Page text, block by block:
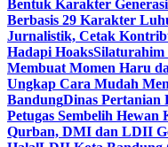
Bentuk Karakter
Berbasis 29 Karakter
Jurnalistik, Cetak
Hadapi Hoaks
Membuat Momen Haru
Ungkap Cara Mudah
BandungDinas Pertanian
Petugas Sembelih
Qurban, DMI dan LDII